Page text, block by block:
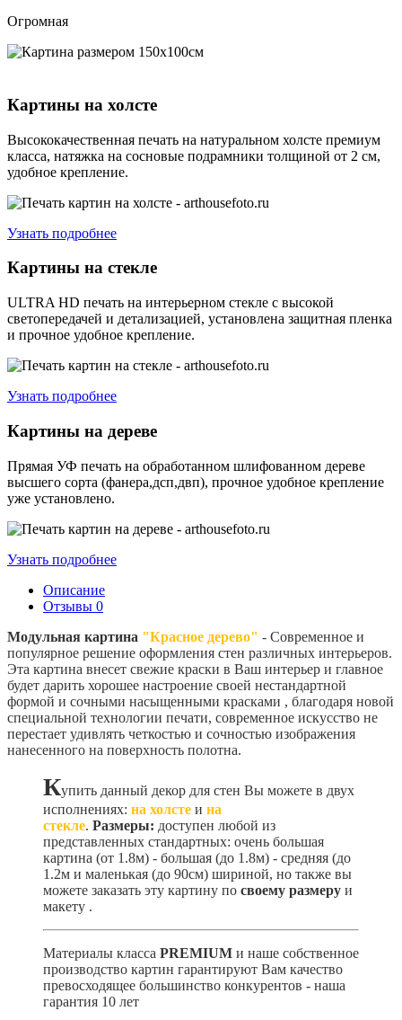
Огромная
Картины на холсте
Высококачественная печать на натуральном холсте премиум
класса, натяжка на сосновые подрамники толщиной от 2 см,
удобное крепление.
Узнать подробнее
Картины на стекле
ULTRA HD печать на интерьерном стекле с высокой
светопередачей и детализацией, установлена защитная пленка
и прочное удобное крепление.
Узнать подробнее
Картины на дереве
Прямая УФ печать на обработанном шлифованном дереве
высшего сорта (фанера,дсп,двп), прочное удобное крепление
уже установлено.
Узнать подробнее
Описание
Отзывы 0
Модульная картина "Красное дерево" - Современное и
популярное решение оформления стен различных интерьеров.
Эта картина внесет свежие краски в Ваш интерьер и главное
будет дарить хорошее настроение своей нестандартной
формой и сочными насыщенными красками , благодаря новой
специальной технологии печати, современное искусство не
перестает удивлять четкостью и сочностью изображения
нанесенного на поверхность полотна.
Купить данный декор для стен Вы можете в двух
исполнениях: на холсте и на
стекле. Размеры: доступен любой из
представленных стандартных: очень большая
картина (от 1.8м) - большая (до 1.8м) - средняя (до
1.2м и маленькая (до 90см) шириной, но также вы
можете заказать эту картину по своему размеру и
макету .
Материалы класса PREMIUM и наше собственное
производство картин гарантируют Вам качество
превосходящее большинство конкурентов - наша
гарантия 10 лет